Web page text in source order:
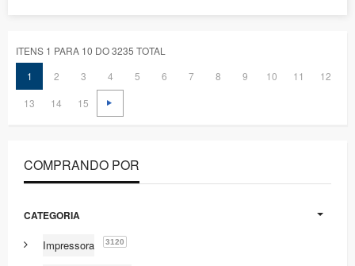
ITENS 1 PARA 10 DO 3235 TOTAL
1
2 3 4 5 6 7 8 9 10 11
12
13
14 15
COMPRANDO POR
CATEGORIA
Impressora 3120